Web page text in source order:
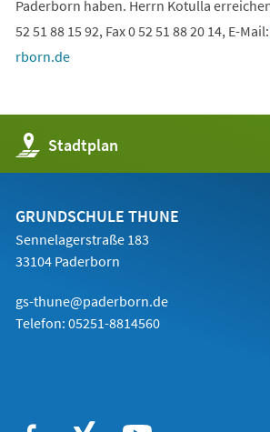
Paderborn haben. Herrn Kotulla
52 51 88 15 92, Fax 0 52 51 88 20 14, E-Mail:
rborn de
Stadtplan
(Öffnet
in
einem
Tab)
GRUNDSCHULE THUNE
Sennelagerstraße 183
33104 Paderborn
gs-thune@paderborn.de
Telefon: 05251-8814560